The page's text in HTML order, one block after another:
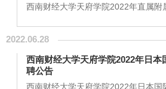
力，具备该岗位相匹配的职业素养、
西南财经大学天府学院2022年直属附
院院长工作地点：绵阳一、岗位职责1
天府学院附属康复医院（三级）筹建
院发展定位和主管部门要求，组织制
划、年度工作计划，完成学校和主管
指标及工作目标；3．统筹负责医院
2022.06.28
西南财经大学天府学院2022年日本
聘公告
西南财经大学天府学院2022年日本国